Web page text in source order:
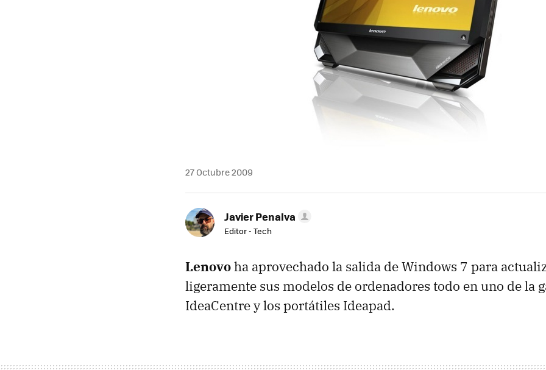
27 Octubre 2009
Javier Penalva
Editor - Tech
Lenovoha aprovechado la salida de Windows 7 para
ligeramente sus modelos de ordenadores todo en uno de la
IdeaCentre y los portátiles Ideapad.